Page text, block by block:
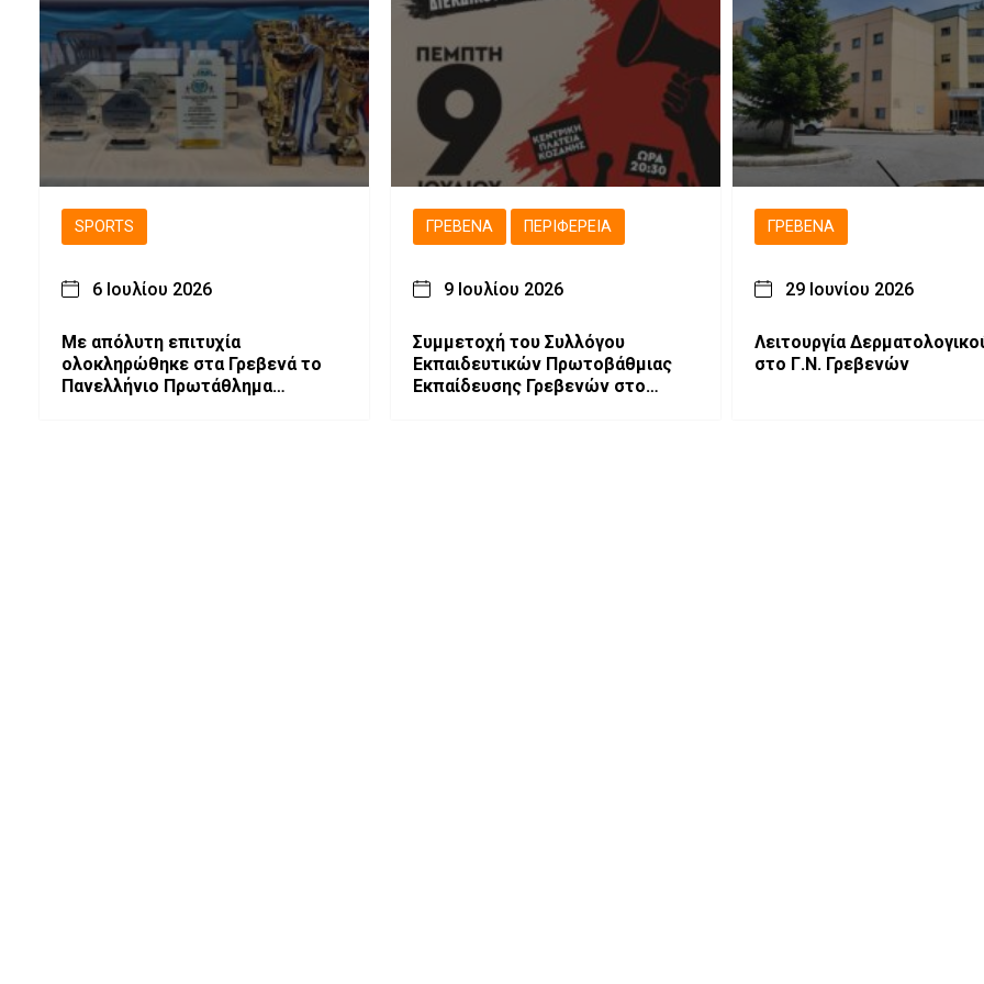
SPORTS
6 Ιουλίου 2026
Με απόλυτη επιτυχία
ολοκληρώθηκε στα Γρεβενά το
Πανελλήνιο Πρωτάθλημα
ΓΡΕΒΕΝΆ ΠΕΡΙΦΈΡΕΙΑ
9 Ιουλίου 2026
Συμμετοχή του Συλλόγου
Εκπαιδευτικών Πρωτοβάθμιας
Εκπαίδευσης Γρεβενών στο
ΓΡΕΒΕΝΆ
29 Ιουνίου 2026
Λειτουργία
στο Γ.Ν. Γρεβενών